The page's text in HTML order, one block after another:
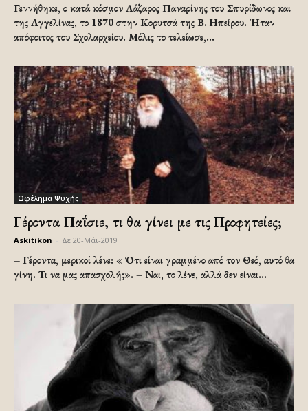
Γεννήθηκε, ο κατά κόσμον Λάζαρος Παναρίνης του Σπυρίδωνος και
της Αγγελίνας, το 1870 στην Κορυτσά της Β. Ηπείρου. Ήταν
απόφοιτος του Σχολαρχείου. Μόλις το τελείωσε,...
Ωφέλημα Ψυχής
Γέροντα Παΐσιε, τι θα γίνει με τις Προφητείες;
Askitikon Δε 20-Μάι-2019
– Γέροντα, μερικοί λένε: « Ότι είναι γραμμένο από τον Θεό, αυτό θα
γίνη. Τι να μας απασχολή;». – Ναι, το λένε, αλλά δεν είναι...